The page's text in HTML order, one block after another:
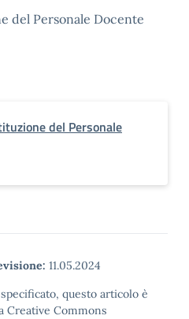
del Personale Docente
del Personale
11.05.2024
questo articolo è
Creative Commons